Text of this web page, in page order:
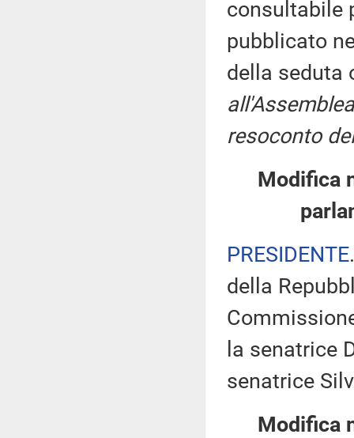
consultabile
pubblicato
della seduta
resoconto
Modifica
PRESIDENTE
della
la senatrice
senatrice
Modifica